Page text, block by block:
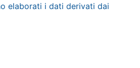
elaborati i dati derivati dai